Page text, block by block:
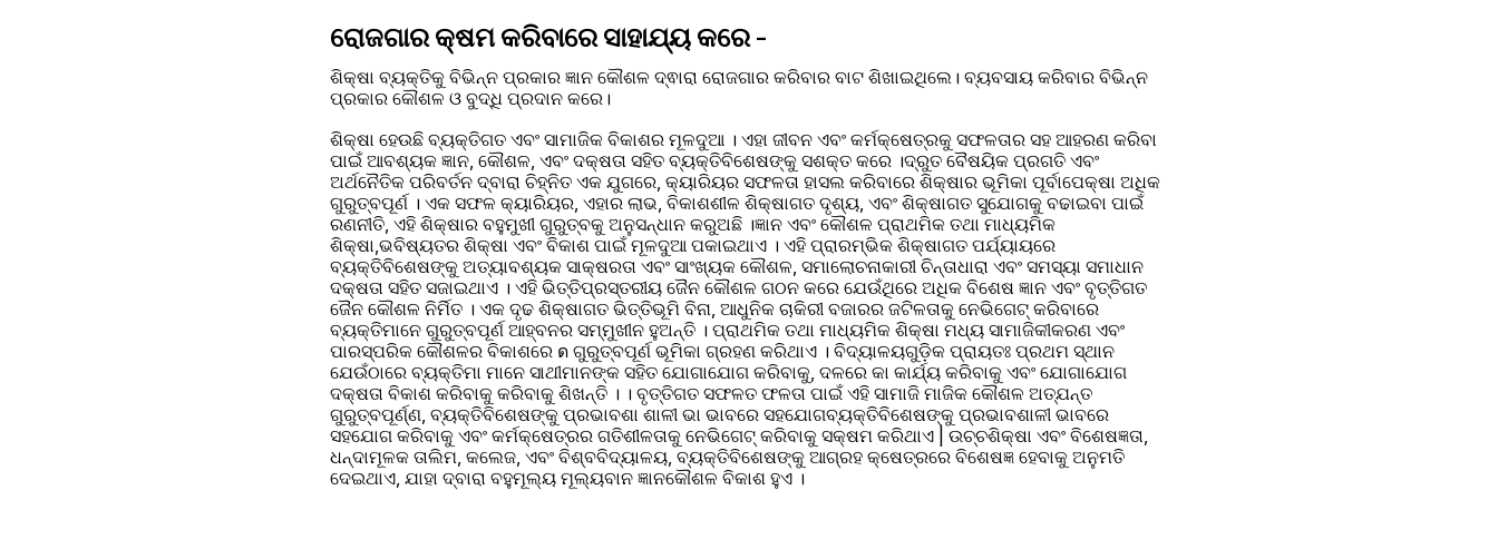
ରୋଜଗାର କ୍ଷମ କରିବାରେ ସାହାଯ୍ୟ କରେ -
ଶିକ୍ଷା ବ୍ୟକ୍ତିକୁ ବିଭିନ୍ନ ପ୍ରକାର ଜ୍ଞାନ କୌଶଳ ଦ୍ଵାରା ରୋଜଗାର କରିବାର ବାଟ ଶିଖାଇଥିଲେ। ବ୍ୟବସାୟ କରିବାର ବିଭିନ୍ନ
ପ୍ରକାର କୌଶଳ ଓ ବୁଦ୍ଧି ପ୍ରଦାନ କରେ।
ଶିକ୍ଷା ହେଉଛି ବ୍ୟକ୍ତିଗତ ଏବଂ ସାମାଜିକ ବିକାଶର ମୂଳଦୁଆ । ଏହା ଜୀବନ ଏବଂ କର୍ମକ୍ଷେତ୍ରକୁ ସଫଳତାର ସହ ଆହରଣ କରିବା
ପାଇଁ ଆବଶ୍ୟକ ଜ୍ଞାନ, କୌଶଳ, ଏବଂ ଦକ୍ଷତା ସହିତ ବ୍ୟକ୍ତିବିଶେଷଙ୍କୁ ସଶକ୍ତ କରେ ।ଦ୍ରୁତ ବୈଷୟିକ ପ୍ରଗତି ଏବଂ
ଅର୍ଥନୈତିକ ପରିବର୍ତନ ଦ୍ବାରା ଚିହ୍ନିତ ଏକ ଯୁଗରେ, କ୍ୟାରିୟର ସଫଳତା ହାସଲ କରିବାରେ ଶିକ୍ଷାର ଭୂମିକା ପୂର୍ବାପେକ୍ଷା ଅଧିକ
ଗୁରୁତ୍ବପୂର୍ଣ । ଏକ ସଫଳ କ୍ୟାରିୟର, ଏହାର ଲାଭ, ବିକାଶଶୀଳ ଶିକ୍ଷାଗତ ଦୃଶ୍ୟ, ଏବଂ ଶିକ୍ଷାଗତ ସୁଯୋଗକୁ ବଢାଇବା ପାଇଁ
ରଣନୀତି, ଏହି ଶିକ୍ଷାର ବହୁମୁଖୀ ଗୁରୁତ୍ବକୁ ଅନୁସନ୍ଧାନ କରୁଅଛି ।ଜ୍ଞାନ ଏବଂ କୌଶଳ ପ୍ରାଥମିକ ତଥା ମାଧ୍ୟମିକ
ଶିକ୍ଷା,ଭବିଷ୍ୟତର ଶିକ୍ଷା ଏବଂ ବିକାଶ ପାଇଁ ମୂଳଦୁଆ ପକାଇଥାଏ । ଏହି ପ୍ରାରମ୍ଭିକ ଶିକ୍ଷାଗତ ପର୍ଯ୍ୟାୟରେ
ବ୍ୟକ୍ତିବିଶେଷଙ୍କୁ ଅତ୍ୟାବଶ୍ୟକ ସାକ୍ଷରତା ଏବଂ ସାଂଖ୍ୟକ କୌଶଳ, ସମାଲୋଚନାକାରୀ ଚିନ୍ତାଧାରା ଏବଂ ସମସ୍ୟା ସମାଧାନ
ଦକ୍ଷତା ସ‌ହିତ ସଜାଇଥାଏ । ଏହି ଭିତ୍ତିପ୍ରସ୍ତରୀୟ ଜୈନ କୌଶଳ ଗଠନ କରେ ଯେଉଁଥିରେ ଅଧିକ ବିଶେଷ ଜ୍ଞାନ ଏବଂ ବୃତ୍ତିଗତ
ଜୈନ କୌଶଳ ନିର୍ମିତ । ଏକ ଦୃଢ ଶିକ୍ଷାଗତ ଭିତ୍ତିଭୂମି ବିନା, ଆଧୁନିକ ଚାକିରୀ ବଜାରର ଜଟିଳତାକୁ ନେଭିଗେଟ୍ କରିବାରେ
ବ୍ୟକ୍ତିମାନେ ଗୁରୁତ୍ବପୂର୍ଣ ଆହ୍ବନର ସମ୍ମୁଖୀନ ହୁଅନ୍ତି । ପ୍ରାଥମିକ ତଥା ମାଧ୍ୟମିକ ଶିକ୍ଷା ମଧ୍ୟ ସାମାଜିକୀକରଣ ଏବଂ
ପାରସ୍ପରିକ କୌଶଳର ବିକାଶରେ ด ଗୁରୁତ୍ବପୂର୍ଣ ଭୂମିକା ଗ୍ରହଣ କରିଥାଏ । ବିଦ୍ୟାଳୟଗୁଡ଼ିକ ପ୍ରାୟତଃ ପ୍ରଥମ ସ୍ଥାନ
ଯେଉଁଠାରେ ବ୍ୟକ୍ତିମା ମାନେ ସାଥୀମାନଙ୍କ ସହିତ ଯୋଗାଯୋଗ କରିବାକୁ, ଦଳରେ କା କାର୍ଯ୍ୟ କରିବାକୁ ଏବଂ ଯୋଗାଯୋଗ
ଦକ୍ଷତା ବିକାଶ କରିବାକୁ କରିବାକୁ ଶିଖନ୍ତି । । ବୃତ୍ତିଗତ ସଫଳତ ଫଳତା ପାଇଁ ଏହି ସାମାଜି ମାଜିକ କୌଶଳ ଅତ୍ଯନ୍ତ
ଗୁରୁତ୍ବପୂର୍ଣ୍ଣ, ବ୍ୟକ୍ତିବିଶେଷଙ୍କୁ ପ୍ରଭାବଶା ଶାଳୀ ଭା ଭାବରେ ସହଯୋଗବ୍ୟକ୍ତିବିଶେଷଙ୍କୁ ପ୍ରଭାବଶାଳୀ ଭାବରେ
ସହଯୋଗ କରିବାକୁ ଏବଂ କର୍ମକ୍ଷେତ୍ରର ଗତିଶୀଳତାକୁ ନେଭିଗେଟ୍ କରିବାକୁ ସକ୍ଷମ କରିଥାଏ | ଉଚ୍ଚଶିକ୍ଷା ଏବଂ ବିଶେଷଜ୍ଞତା,
ଧନ୍ଦାମୂଳକ ତାଲିମ, କଲେଜ, ଏବଂ ବିଶ୍ବବିଦ୍ୟାଳୟ, ବ୍ୟକ୍ତିବିଶେଷଙ୍କୁ ଆଗ୍ରହ କ୍ଷେତ୍ରରେ ବିଶେଷଜ୍ଞ ହେବାକୁ ଅନୁମତି
ଦେଇଥାଏ, ଯାହା ଦ୍ବାରା ବହୁମୂଲ୍ୟ ମୂଲ୍ୟବାନ ଜ୍ଞାନକୌଶଳ ବିକାଶ ହୁଏ ।